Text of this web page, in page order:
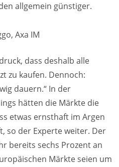
allgemein günstiger.
Axa IM
dass deshalb alle
zu kaufen. Dennoch:
dauern.“ In der
hätten die Märkte die
etwas ernsthaft im Argen
so der Experte weiter. Der
bereits sechs Prozent an
Märkte seien um